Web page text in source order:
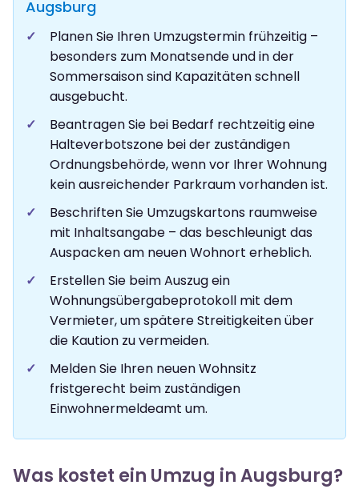
Augsburg
Planen Sie Ihren Umzugstermin frühzeitig –
besonders zum Monatsende und in der
Sommersaison sind Kapazitäten schnell
ausgebucht.
Beantragen Sie bei Bedarf rechtzeitig eine
Halteverbotszone bei der zuständigen
Ordnungsbehörde, wenn vor Ihrer Wohnung
kein ausreichender Parkraum vorhanden ist.
Beschriften Sie Umzugskartons raumweise
mit Inhaltsangabe – das beschleunigt das
Auspacken am neuen Wohnort erheblich.
Erstellen Sie beim Auszug ein
Wohnungsübergabeprotokoll mit dem
Vermieter, um spätere Streitigkeiten über
die Kaution zu vermeiden.
Melden Sie Ihren neuen Wohnsitz
fristgerecht beim zuständigen
Einwohnermeldeamt um.
Was kostet ein Umzug in Augsburg?